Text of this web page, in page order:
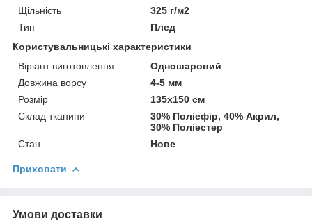
Щільність
325 г/м2
Тип
Плед
Користувальницькі характеристики
Віріант виготовлення
Одношаровий
Довжина ворсу
4-5 мм
Розмір
135х150 см
Склад тканини
30% Поліефір, 40% Акрил,
30% Поліестер
Стан
Нове
Приховати
Умови доставки